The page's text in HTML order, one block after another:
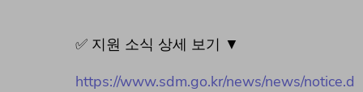
✅ 지원 소식 상세 보기 ▼
https://www.sdm.go.kr/news/news/notice.d